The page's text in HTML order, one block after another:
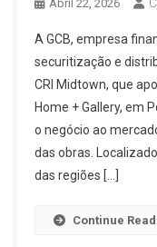
Abril 22, 2026
A GCB, empresa
securitização e
CRI Midtown, que
Home + Gallery, em
o negócio ao
das obras.
das regiões […]
Continue